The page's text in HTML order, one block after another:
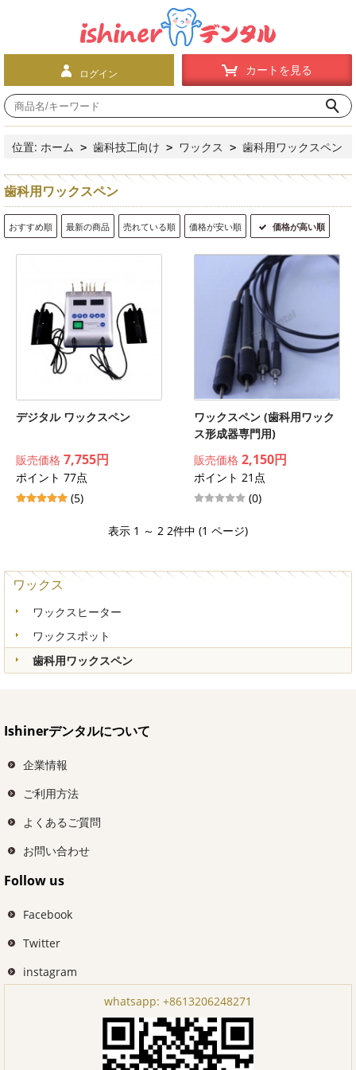
ログイン カートを見る
位置: ホーム > 歯科技工向け > ワックス > 歯科用ワックスペン
歯科用ワックスペン
おすすめ順 最新の商品 売れている順 価格が安い順 価格が高い順
デジタル ワックスペン
販売価格 7,755円
ポイント 77点
(5)
ワックスペン (歯科用ワック
ス形成器専門用)
販売価格 2,150円
ポイント 21点
(0)
表示 1 ～ 2 2件中 (1 ページ)
ワックス
ワックスヒーター
ワックスポット
歯科用ワックスペン
Ishinerデンタルについて
企業情報
ご利用方法
よくあるご質問
お問い合わせ
Follow us
Facebook
Twitter
instagram
whatsapp: +8613206248271